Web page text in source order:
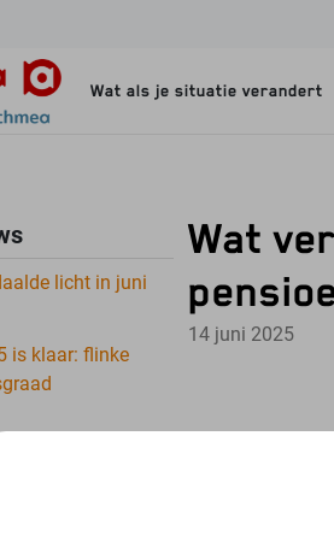
Wat als je situatie verandert
licht in juni
is klaar: flinke
met invoering
Wat
14 juni 2025